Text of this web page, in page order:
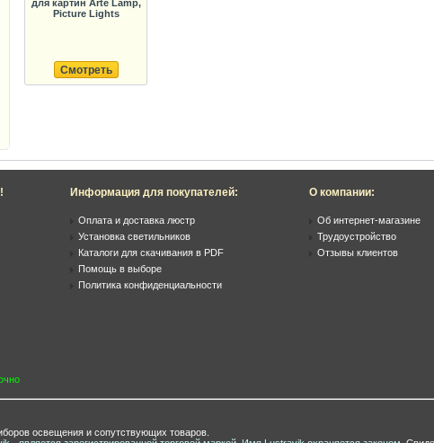
для картин Arte Lamp,
Picture Lights
Смотреть
Информация для покупателей:
Оплата и доставка люстр
Установка светильников
Каталоги для скачивания в PDF
Помощь в выборе
Политика конфиденциальности
О компании:
Об интернет-магазине
Трудоустройство
Отзывы клиентов
освещения и сопутствующих товаров.